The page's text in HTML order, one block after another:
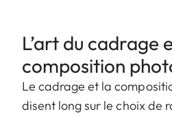
L’art du cadrage
composition
Le cadrage et la
disent long sur le choix de